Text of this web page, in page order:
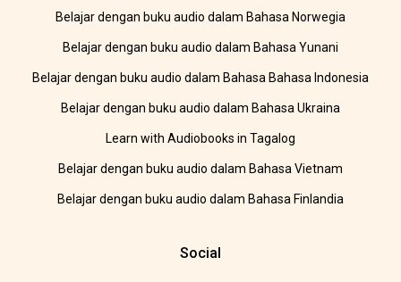
Belajar dengan buku audio dalam Bahasa Norwegia
Belajar dengan buku audio dalam Bahasa Yunani
Belajar dengan buku audio dalam Bahasa Bahasa Indonesia
Belajar dengan buku audio dalam Bahasa Ukraina
Learn with Audiobooks in Tagalog
Belajar dengan buku audio dalam Bahasa Vietnam
Belajar dengan buku audio dalam Bahasa Finlandia
Social